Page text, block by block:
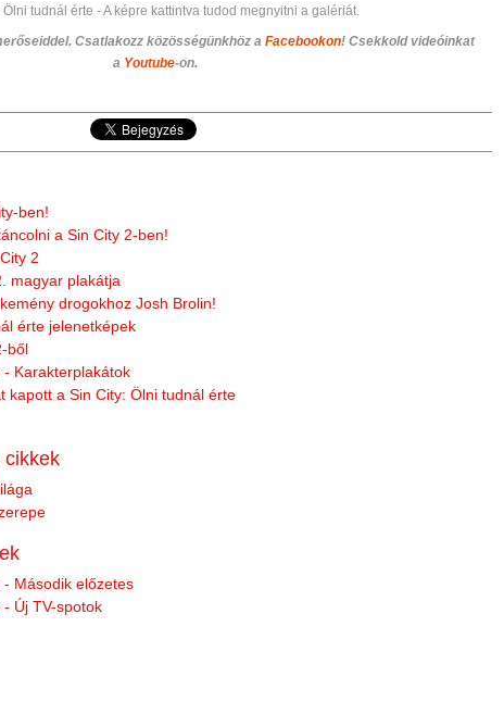
Ölni tudnál érte - A képre kattintva tudod megnyitni a galériát.
Csatlakozz közösségünkhöz a Facebookon! Csekkold videóinkat
a Youtube-on.
ben!
a Sin City 2-ben!
2
magyar plakátja
drogokhoz Josh Brolin!
érte jelenetképek
ből
Karakterplakátok
kapott a Sin City: Ölni tudnál érte
cikkek
Második előzetes
Új TV-spotok